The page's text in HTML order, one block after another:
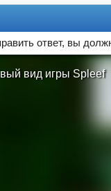
ответ, вы
вид игры Spleef